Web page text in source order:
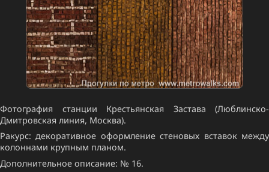
Фотография станции Крестьянская Застава (Люблинско-
Дмитровская линия, Москва).
Ракурс: декоративное оформление стеновых вставок между
колоннами крупным планом.
Дополнительное описание: № 16.